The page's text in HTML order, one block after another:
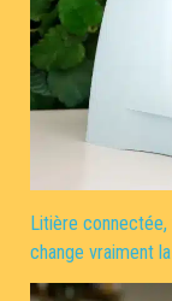
Litière
change vraiment